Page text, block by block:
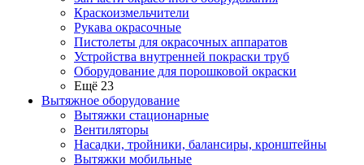
Краскоизмельчители
Рукава окрасочные
Пистолеты для окрасочных аппаратов
Устройства внутренней покраски труб
Оборудование для порошковой окраски
Ещё 23
Вытяжное оборудование
Вытяжки стационарные
Вентиляторы
Насадки, тройники, балансиры, кронштейны
Вытяжки мобильные